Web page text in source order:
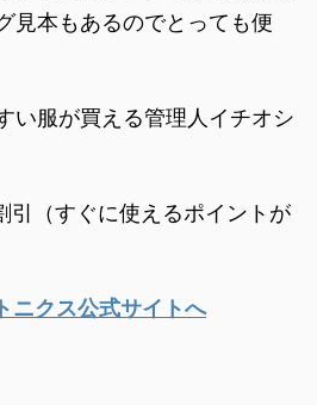
見本もあるのでとっても便
い服が買える管理人イチオシ
引（すぐに使えるポイントが
ニクス公式サイトへ